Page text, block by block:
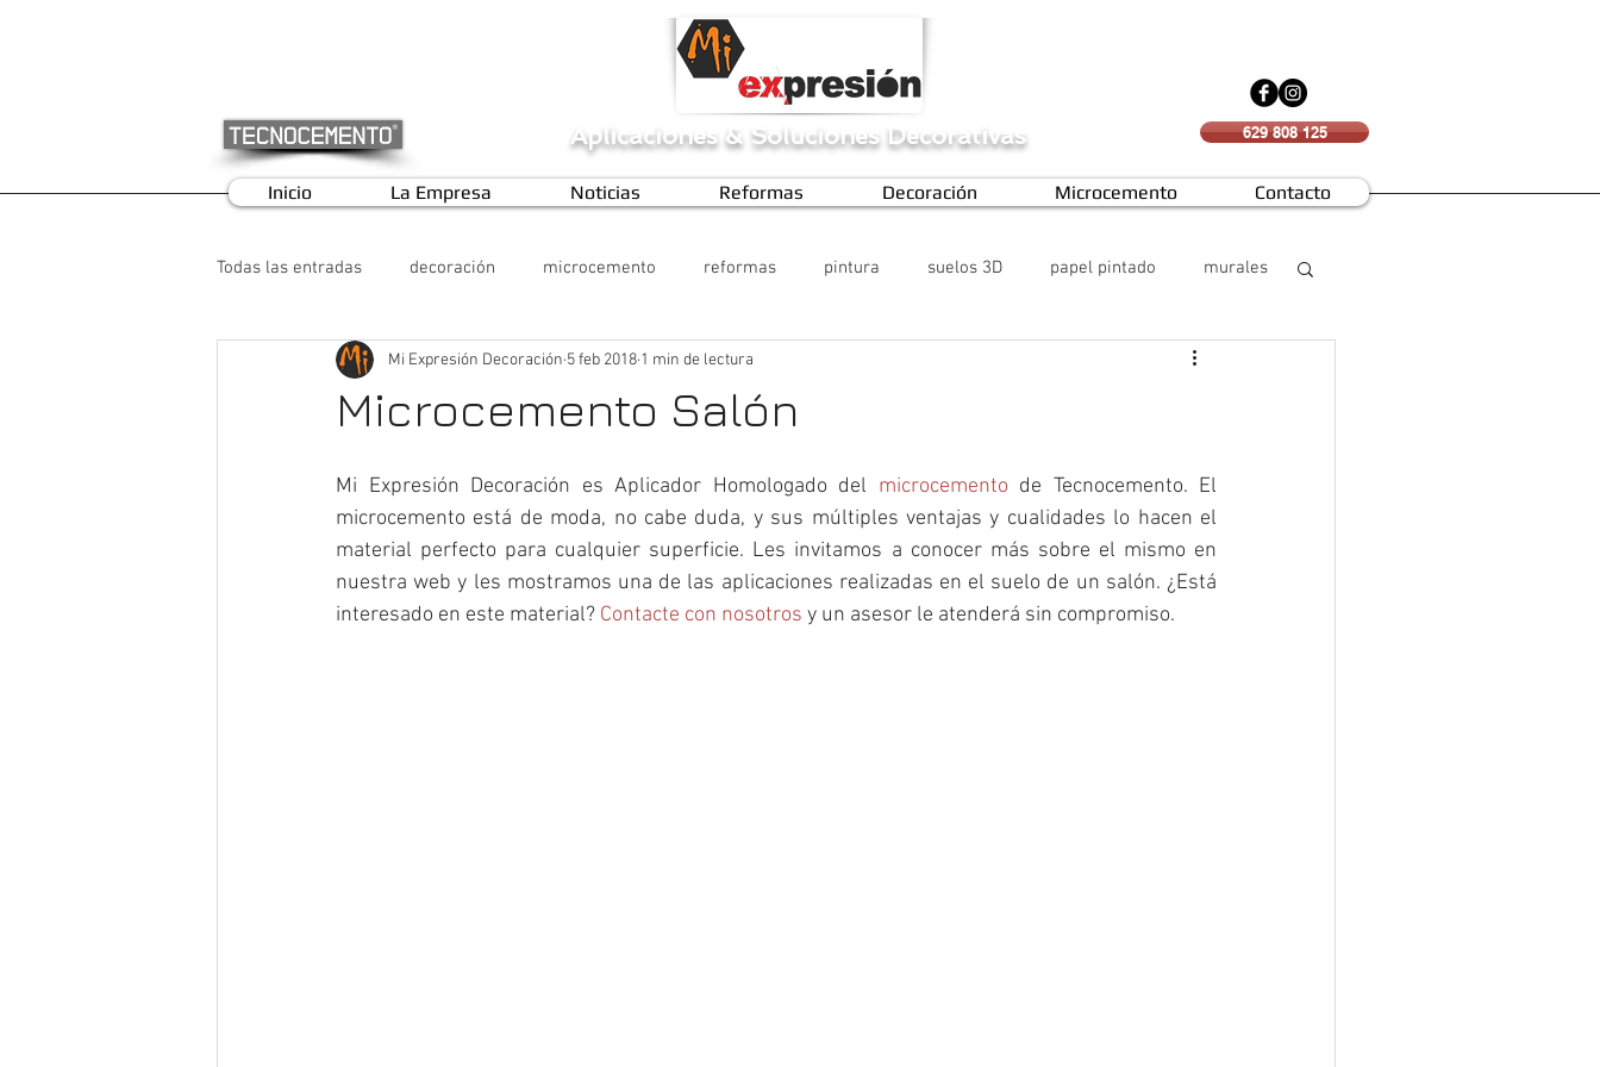
Aplicaciones & Soluciones Decorativas 629 808 125
Inicio La Empresa Noticias Reformas Decoración Microcemento Contacto
Todas las entradas decoración microcemento reformas pintura suelos 3D papel pintado murales
Microcemento Salón
Mi Expresión Decoración 5 feb 2018 1 min de lectura
Mi Expresión Decoración es Aplicador Homologado del microcemento de Tecnocemento. El
microcemento está de moda, no cabe duda, y sus múltiples ventajas y cualidades lo hacen el
material perfecto para cualquier superficie. Les invitamos a conocer más sobre el mismo en
nuestra web y les mostramos una de las aplicaciones realizadas en el suelo de un salón. ¿Está
interesado en este material? Contacte con nosotros y un asesor le atenderá sin compromiso.